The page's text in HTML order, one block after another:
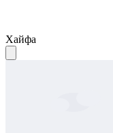
Хайфа